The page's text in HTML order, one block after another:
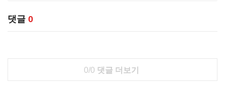
댓글 0
0/0 댓글 더보기